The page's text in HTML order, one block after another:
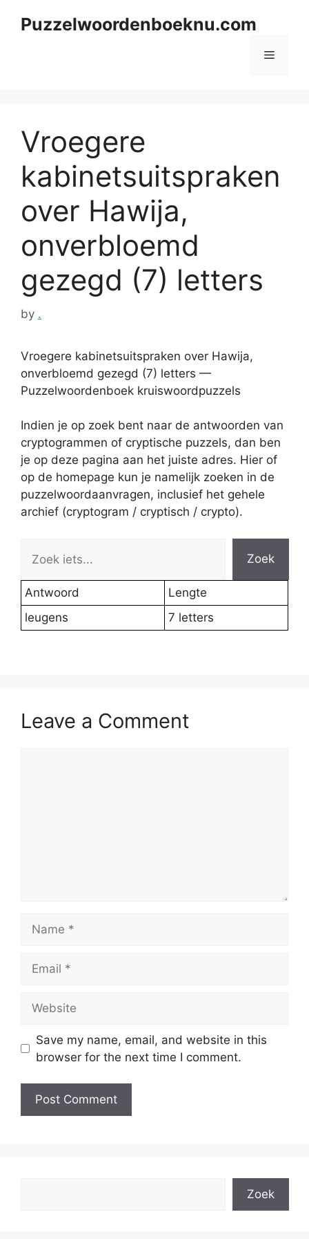
Puzzelwoordenboeknu.com
Menu
Vroegere
kabinetsuitspraken
over Hawija,
onverbloemd
gezegd (7) letters
by .
Vroegere kabinetsuitspraken over Hawija,
onverbloemd gezegd (7) letters —
Puzzelwoordenboek kruiswoordpuzzels
Indien je op zoek bent naar de antwoorden van
cryptogrammen of cryptische puzzels, dan ben
je op deze pagina aan het juiste adres. Hier of
op de homepage kun je namelijk zoeken in de
puzzelwoordaanvragen, inclusief het gehele
archief (cryptogram / cryptisch / crypto).
Zoek
Antwoord
Lengte
leugens
7 letters
Leave a Comment
Save my name, email, and website in this
browser for the next time I comment.
Zoek